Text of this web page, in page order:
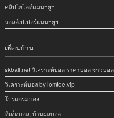
คลิปไฮไลท์แมนฯยูฯ
วอลล์เปเปอร์แมนฯยูฯ
เพื่อนบ้าน
skball.net วิเคราะห์บอล ราคาบอล ข่าวบอล
วิเคราะห์บอล by lomtoe.vip
โปรแกรมบอล
ทีเด็ดบอล, บ้านผลบอล